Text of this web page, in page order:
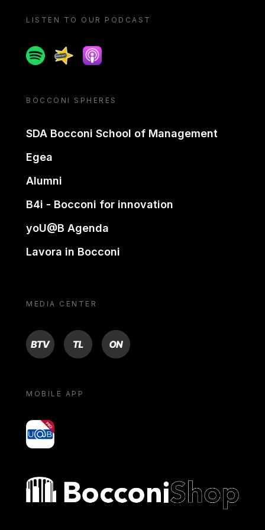
LISTEN TO OUR PODCAST
SpotifySpreakerApple podcast
BOCCONI SPHERES
SDA Bocconi School of Management
Egea
Alumni
B4i - Bocconi for innovation
yoU@B Agenda
Lavora in Bocconi
MEDIA CENTER
BTV TL ON
MOBILE APP
yoU@B
Bocconi shop